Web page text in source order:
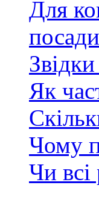
Для
Як
Чому
Чи всі